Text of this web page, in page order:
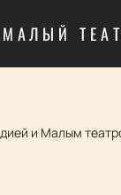
МАЛЫЙ
и Малым